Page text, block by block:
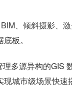
、倾斜摄影、激
板。
多源异构的GIS
城市级场景快速